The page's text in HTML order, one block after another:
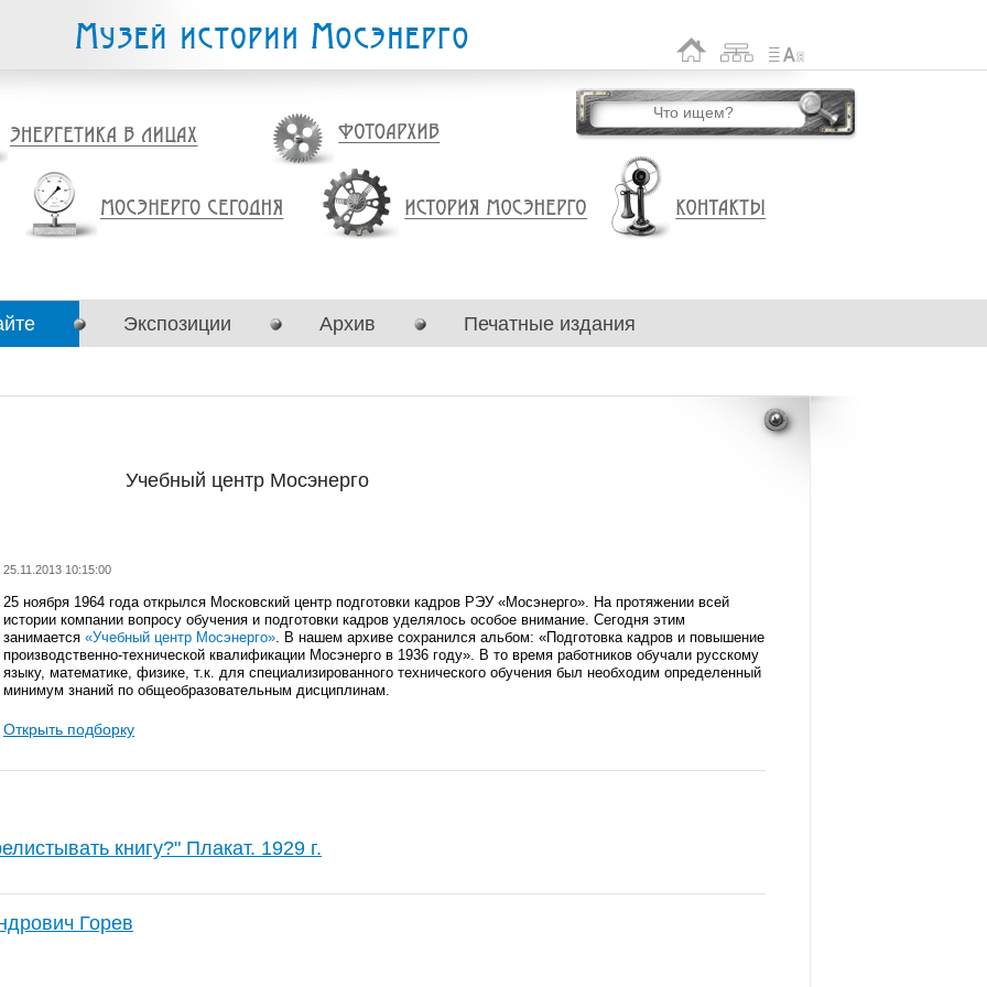
Экспозиции Архив Печатные издания
Учебный центр Мосэнерго
25.11.2013 10:15:00
25 ноября 1964 года открылся Московский центр подготовки кадров РЭУ «Мосэнерго». На протяжении всей
истории компании вопросу обучения и подготовки кадров уделялось особое внимание. Сегодня этим
занимается «Учебный центр Мосэнерго». В нашем архиве сохранился альбом: «Подготовка кадров и повышение
производственно-технической квалификации Мосэнерго в 1936 году». В то время работников обучали русскому
языку, математике, физике, т.к. для специализированного технического обучения был необходим определенный
минимум знаний по общеобразовательным дисциплинам.
Открыть подборку
книгу?" Плакат. 1929 г.
Горев